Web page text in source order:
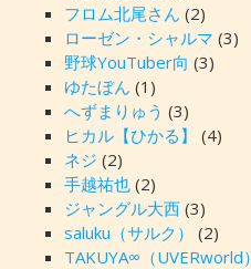
フロム北尾さん (2)
ローゼン・シャルマ (3)
野球YouTuber向 (3)
ゆたぼん (1)
へずまりゅう (3)
ヒカル【ひかる】
(4)
ネジ (2)
手越祐也(2)
ジャングル大西(3)
saluku（サルク）
(2)
TAKUYA∞（UVERworld）